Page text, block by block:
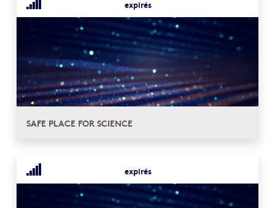
expirés
SAFE PLACE FOR SCIENCE
expirés